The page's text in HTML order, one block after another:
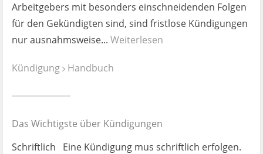
Arbeitgebers mit besonders einschneidenden Folgen
für den Gekündigten sind, sind fristlose Kündigungen
nur ausnahmsweise... Weiterlesen
Kündigung Handbuch
Das Wichtigste über Kündigungen
Schriftlich Eine Kündigung mus schriftlich erfolgen.